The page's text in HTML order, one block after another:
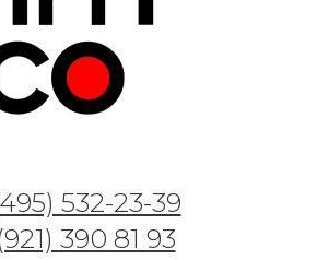
532-23-39
390 81 93
— Арт. GT170823 —